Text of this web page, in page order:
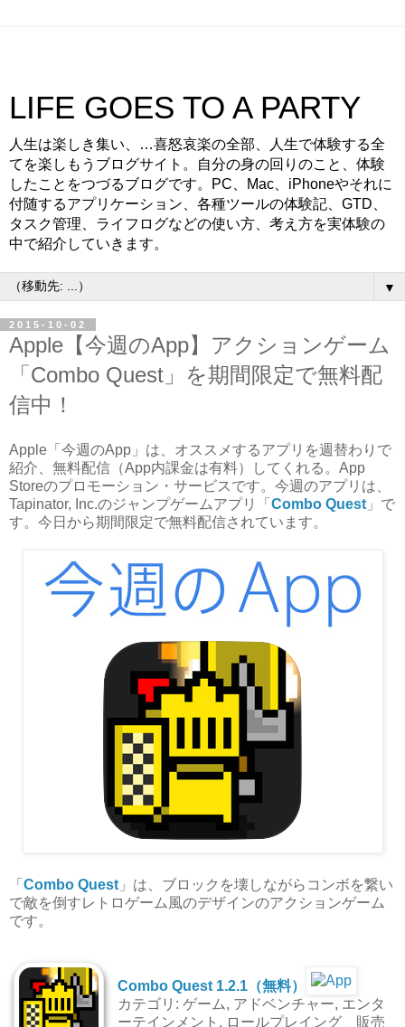
LIFE GOES TO A PARTY
人生は楽しき集い、…喜怒哀楽の全部、人生で体験する全
てを楽しもうブログサイト。自分の身の回りのこと、体験
したことをつづるブログです。PC、Mac、iPhoneやそれに
付随するアプリケーション、各種ツールの体験記、GTD、
タスク管理、ライフログなどの使い方、考え方を実体験の
中で紹介していきます。
▼
2015-10-02
Apple【今週のApp】アクションゲーム
「Combo Quest」を期間限定で無料配
信中！
Apple「今週のApp」は、オススメするアプリを週替わりで
紹介、無料配信（App内課金は有料）してくれる。App
Storeのプロモーション・サービスです。今週のアプリは、
Tapinator, Inc.のジャンプゲームアプリ「 Combo Quest 」で
す。今日から期間限定で無料配信されています。
「 Combo Quest 」は、ブロックを壊しながらコンボを繋い
で敵を倒すレトロゲーム風のデザインのアクションゲーム
です。
Combo Quest 1.2.1（無料）
カテゴリ: ゲーム, アドベンチャー, エンタ
ーテインメント, ロールプレイング 販売